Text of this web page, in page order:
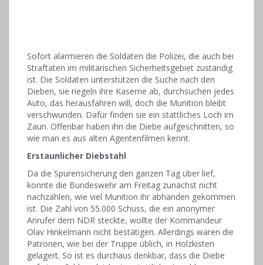
Sofort alarmieren die Soldaten die Polizei, die auch bei
Straftaten im militärischen Sicherheitsgebiet zuständig
ist. Die Soldaten unterstützen die Suche nach den
Dieben, sie riegeln ihre Kaserne ab, durchsuchen jedes
Auto, das herausfahren will, doch die Munition bleibt
verschwunden. Dafür finden sie ein stattliches Loch im
Zaun. Offenbar haben ihn die Diebe aufgeschnitten, so
wie man es aus alten Agentenfilmen kennt.
Erstaunlicher Diebstahl
Da die Spurensicherung den ganzen Tag über lief,
konnte die Bundeswehr am Freitag zunächst nicht
nachzählen, wie viel Munition ihr abhanden gekommen
ist. Die Zahl von 55.000 Schuss, die ein anonymer
Anrufer dem NDR steckte, wollte der Kommandeur
Olav Hinkelmann nicht bestätigen. Allerdings waren die
Patronen, wie bei der Truppe üblich, in Holzkisten
gelagert. So ist es durchaus denkbar, dass die Diebe